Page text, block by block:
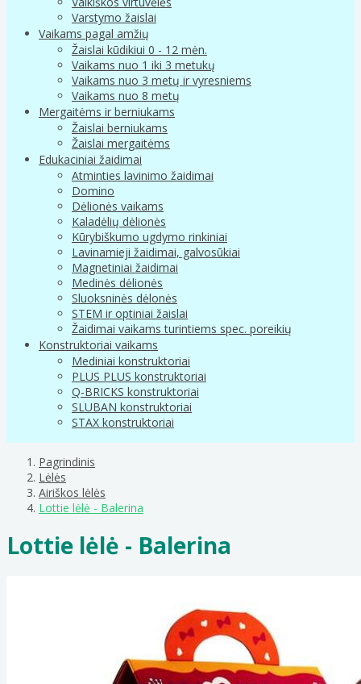
Varstymo žaislai
Vaikams pagal amžių
Žaislai kūdikiui 0 - 12 mėn.
Vaikams nuo 1 iki 3 metukų
Vaikams nuo 3 metų ir vyresniems
Vaikams nuo 8 metų
Mergaitėms ir berniukams
Žaislai berniukams
Žaislai mergaitėms
Edukaciniai žaidimai
Atminties lavinimo žaidimai
Domino
Dėlionės vaikams
Kaladėlių dėlionės
Kūrybiškumo ugdymo rinkiniai
Lavinamieji žaidimai, galvosūkiai
Magnetiniai žaidimai
Medinės dėlionės
Sluoksninės dėlonės
STEM ir optiniai žaislai
Žaidimai vaikams turintiems spec. poreikių
Konstruktoriai vaikams
Mediniai konstruktoriai
PLUS PLUS konstruktoriai
Q-BRICKS konstruktoriai
SLUBAN konstruktoriai
STAX konstruktoriai
Pagrindinis
Lėlės
Airiškos lėlės
Lottie lėlė - Balerina
Lottie lėlė - Balerina